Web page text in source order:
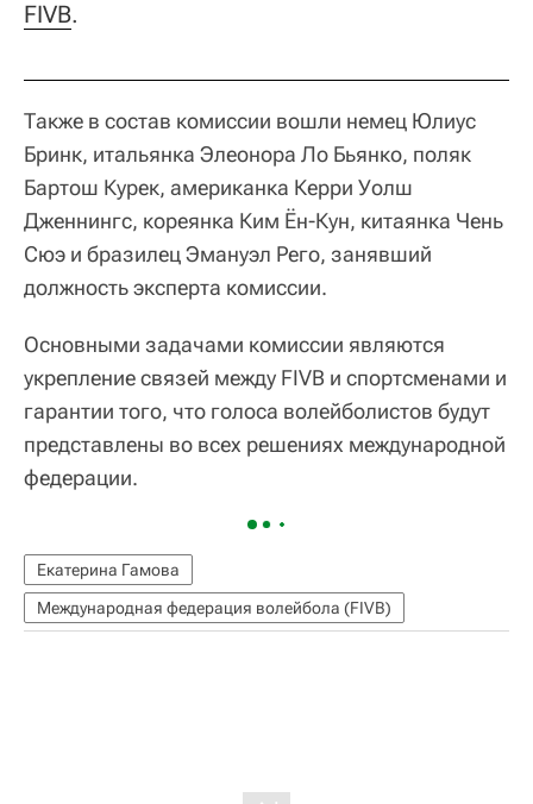
FIVB.
Также в состав комиссии вошли немец Юлиус
Бринк, итальянка Элеонора Ло Бьянко, поляк
Бартош Курек, американка Керри Уолш
Дженнингс, кореянка Ким Ён-Кун, китаянка Чень
Сюэ и бразилец Эмануэл Рего, занявший
должность эксперта комиссии.
Основными задачами комиссии являются
укрепление связей между FIVB и спортсменами и
гарантии того, что голоса волейболистов будут
представлены во всех решениях международной
федерации.
Екатерина Гамова
Международная федерация волейбола (FIVB)